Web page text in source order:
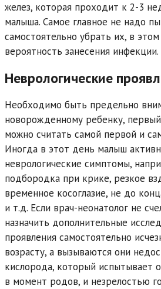
желез, которая проходит к 2-3
малыша. Самое главное не надо
самостоятельно убрать их, в этом
вероятность занесения инфекции.
Неврологические
Необходимо быть предельно
новорожденному ребенку,
можно считать самой первой и
Иногда в этот день малыш
неврологические симптомы,
подбородка при крике, резкое
временное косоглазие, не до
и т.д. Если врач-неонатолог не
назначить дополнительные
проявления самостоятельно
возрасту, а вызываются они
кислорода, который испытывает
в момент родов, и незрелостью